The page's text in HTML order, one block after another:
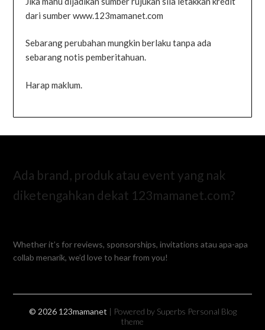
dari sumber www.123mamanet.com
Sebarang perubahan mungkin berlaku tanpa ada
sebarang notis pemberitahuan.
Harap maklum.
Ada brand, produk atau event yang nak
diketengahkan dekat 123mamanet.com?
Whether it’s for reviews, sponsorships, invitations atau apa-apa
collab menarik, we’d love to hear from you!
© 2026 123mamanet | Powered by Superbs Personal Blog
theme